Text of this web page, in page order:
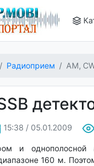
Радиоприем AM,
15:38 / 05.01.2009
и однополосной
160 м.